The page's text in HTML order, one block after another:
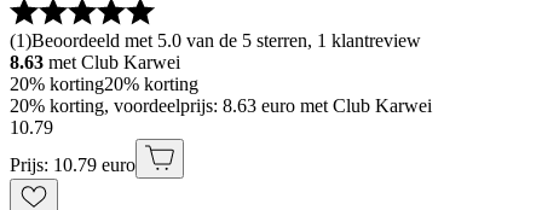
(1)Beoordeeld met 5.0 van de 5 sterren, 1 klantreview
8.63 met Club Karwei
20% korting20% korting
20% korting, voordeelprijs: 8.63 euro met Club Karwei
10.79
Prijs: 10.79 euro